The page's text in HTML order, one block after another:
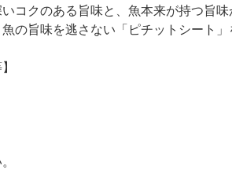
コクのある旨味と、魚本来が持つ旨味
の旨味を逃さない「ピチットシート